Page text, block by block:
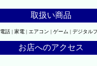
取扱い商品
話 | 家電 | エアコン | ゲーム | デジタル
お店へのアクセス